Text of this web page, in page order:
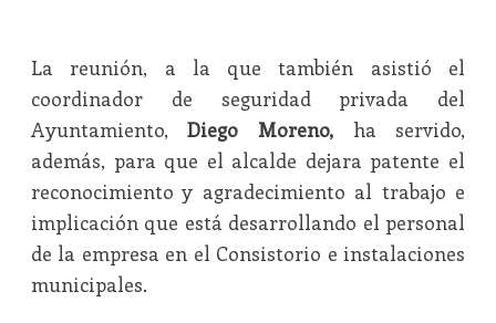
La reunión, a la que también asistió el
coordinador de seguridad privada del
Ayuntamiento, Diego Moreno, ha servido,
además, para que el alcalde dejara patente el
reconocimiento y agradecimiento al trabajo e
implicación que está desarrollando el personal
de la empresa en el Consistorio e instalaciones
municipales.